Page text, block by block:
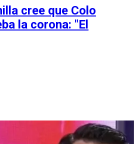
cree que Colo
la corona: "El